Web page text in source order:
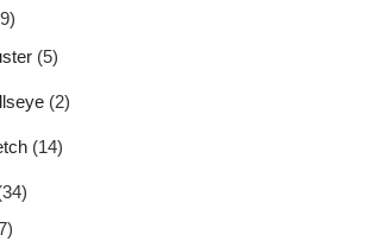
(5)
(2)
(14)